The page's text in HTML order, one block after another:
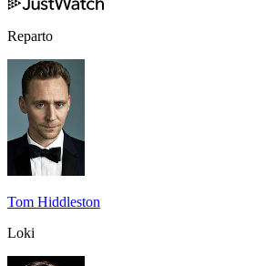
Reparto
Tom Hiddleston
Loki